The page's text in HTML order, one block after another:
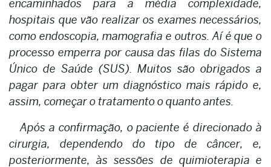
encaminhados para a média complexidade,
hospitais que vão realizar os exames necessários,
como endoscopia, mamografia e outros. Aí é que o
processo emperra por causa das filas do Sistema
Único de Saúde (SUS). Muitos são obrigados a
pagar para obter um diagnóstico mais rápido e,
assim, começar o tratamento o quanto antes.
Após a confirmação, o paciente é direcionado à
cirurgia, dependendo do tipo de câncer, e,
posteriormente, às sessões de quimioterapia e